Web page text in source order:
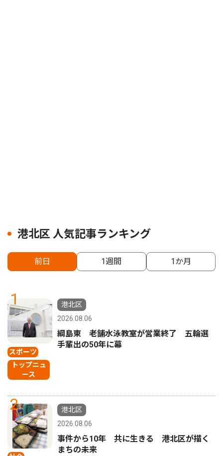
港北区 人気記事ランキング
前日 1週間 1か月
1
スポーツ
トップニュ
ース
港北区
2026.08.06
綱島東 老舗水泳教室が営業終了 五輪選
手輩出の50年に幕
2
港北区
2026.08.06
事件から10年 共に生きる 港北区が描く
まちの未来